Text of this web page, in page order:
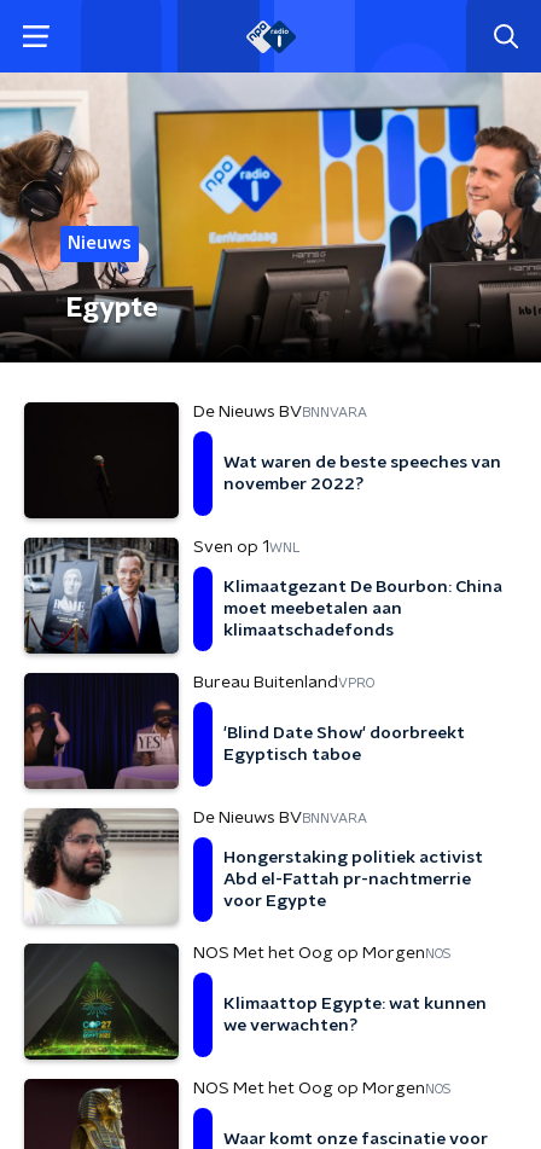
Nieuws
Egypte
De Nieuws BVBNNVARA
Wat waren de beste speeches van
november 2022?
Sven op 1WNL
Klimaatgezant De Bourbon: China
moet meebetalen aan
klimaatschadefonds
Bureau BuitenlandVPRO
'Blind Date Show' doorbreekt
Egyptisch taboe
De Nieuws BVBNNVARA
Hongerstaking politiek activist
Abd el-Fattah pr-nachtmerrie
voor Egypte
NOS Met het Oog op Morgen NOS
Klimaattop Egypte: wat kunnen
we verwachten?
NOS Met het Oog op Morgen NOS
Waar komt onze fascinatie voor